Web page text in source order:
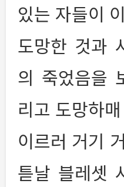
있는 자들이
도망한 것과
의 죽었음을
리고 도망하
이르러 거기
튿날 블레셋